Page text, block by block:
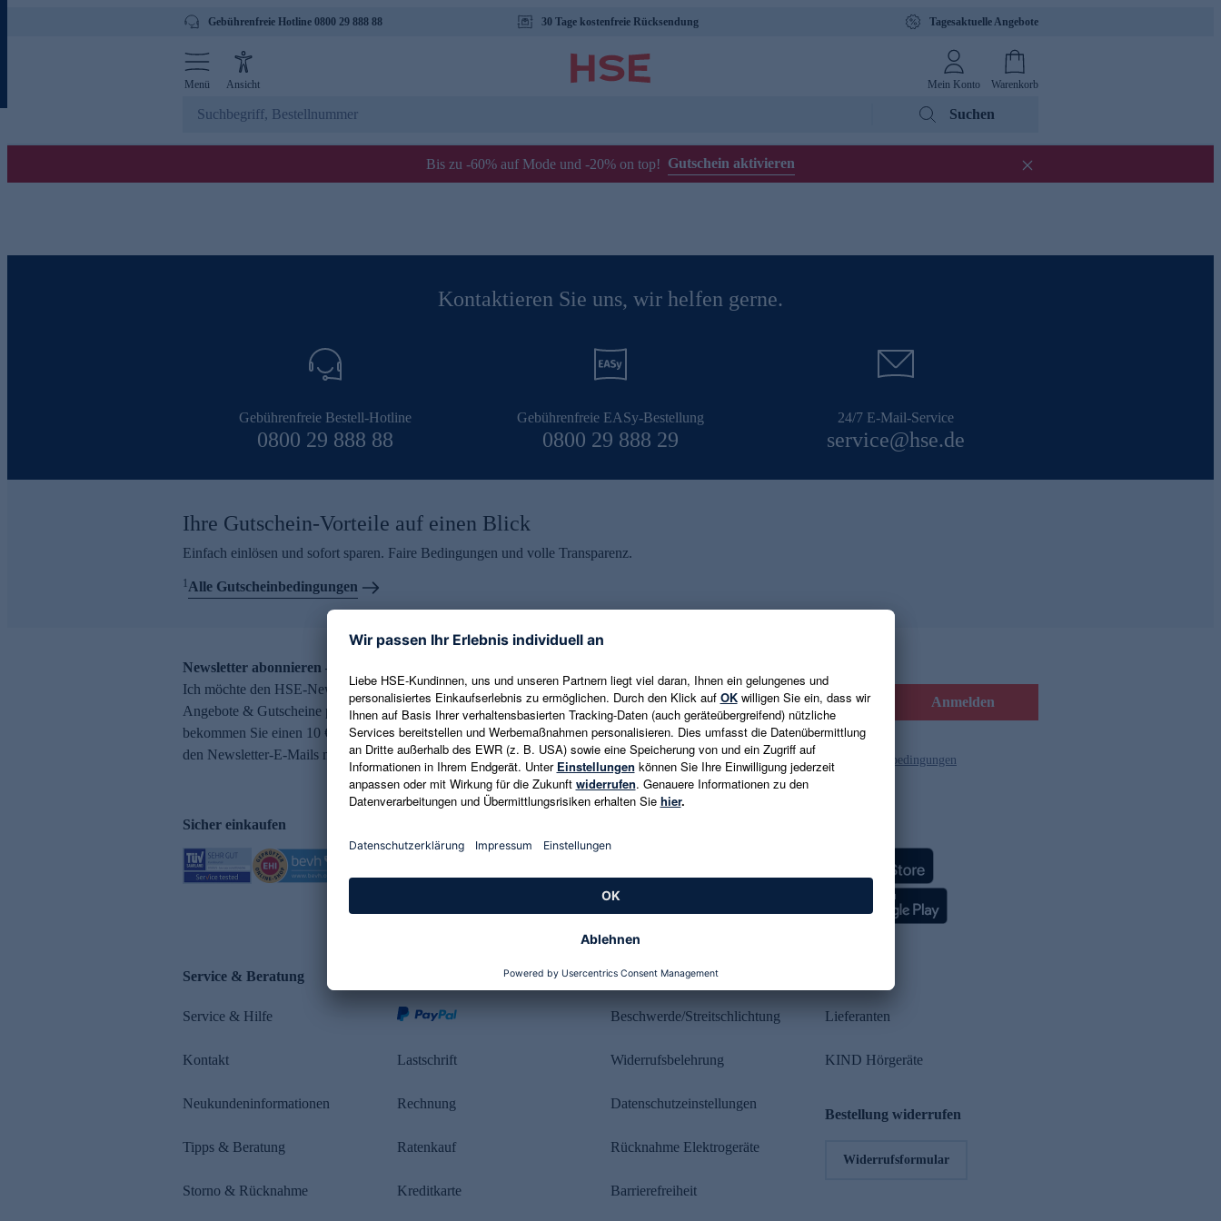
Gebührenfreie Hotline 0800 29 888 88 30 Tage kostenfreie Rücksendung Tagesaktuelle Angebote
Menü Ansicht Mein Konto Warenkorb
Suchen
Bis zu -60% auf Mode und -20% on top! Gutschein aktivieren
Kontaktieren Sie uns, wir helfen gerne.
Gebührenfreie Bestell-Hotline
0800 29 888 88
Gebührenfreie EASy-Bestellung
0800 29 888 29
24/7 E-Mail-Service
service@hse.de
Ihre Gutschein-Vorteile auf einen Blick
Einfach einlösen und sofort sparen. Faire Bedingungen und volle Transparenz.
1Alle Gutscheinbedingungen
Newsletter abonnieren – 10 € Gutschein erhalten
Ich möchte den HSE-Newsletter abonnieren und aktuelle Trends,
Angebote & Gutscheine per E-Mail erhalten. Als Dankeschön
bekommen Sie einen 10 € Gutschein. Eine Abmeldung ist jederzeit in
den Newsletter-E-Mails möglich.
E-Mail-Adresse eingeben Anmelden
Es gelten die Datenschutzrichtlinien und die Gutscheinbedingungen
Sicher einkaufen
Service & Beratung
Service & Hilfe
Kontakt
Neukundeninformationen
Tipps & Beratung
Storno & Rücknahme
Lastschrift
Rechnung
Ratenkauf
Kreditkarte
Rechtliches
Beschwerde/Streitschlichtung
Widerrufsbelehrung
Datenschutzeinstellungen
Rücknahme Elektrogeräte
Barrierefreiheit
Lieferanten
KIND Hörgeräte
Bestellung widerrufen
Widerrufsformular